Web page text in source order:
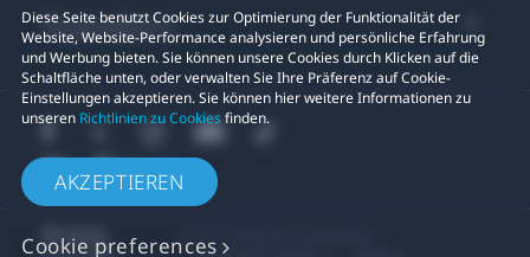
Diese Seite benutzt Cookies zur Optimierung der Funktionalität der
Website, Website-Performance analysieren und persönliche Erfahrung
und Werbung bieten. Sie können unsere Cookies durch Klicken auf die
Schaltfläche unten, oder verwalten Sie Ihre Präferenz auf Cookie-
Einstellungen akzeptieren. Sie können hier weitere Informationen zu
unseren Richtlinien zu Cookiesfinden.
AKZEPTIEREN
Cookie preferences
Standort